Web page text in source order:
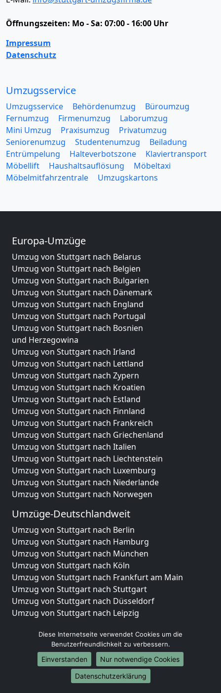
Öffnungszeiten: Mo - Sa: 07:00 - 16:00 Uhr
Impressum
Datenschutz
Umzugsservice
Umzugsservice Behördenumzug
Büroumzug
Fernumzug
Firmenumzug
Laborumzug
Mini Umzug
Praxisumzug
Privatumzug
Seniorenumzug
Studentenumzug
Beiladung
Entrümpelung
Halteverbotszone
Klaviertransport
Möbellift
Haushaltsauflösung
Möbeltaxi
Möbelmitfahrzentrale
Umzugskartons
Europa-Umzüge
Umzug von Stuttgart nach Belarus
Umzug von Stuttgart nach Belgien
Umzug von Stuttgart nach Bulgarien
Umzug von Stuttgart nach Dänemark
Umzug von Stuttgart nach England
Umzug von Stuttgart nach Portugal
Umzug von Stuttgart nach Bosnien
und Herzegowina
Umzug von Stuttgart nach Irland
Umzug von Stuttgart nach Lettland
Umzug von Stuttgart nach Zypern
Umzug von Stuttgart nach Kroatien
Umzug von Stuttgart nach Estland
Umzug von Stuttgart nach Finnland
Umzug von Stuttgart nach Frankreich
Umzug von Stuttgart nach Griechenland
Umzug von Stuttgart nach Italien
Umzug von Stuttgart nach Liechtenstein
Umzug von Stuttgart nach Luxemburg
Umzug von Stuttgart nach Niederlande
Umzug von Stuttgart nach Norwegen
Umzüge-Deutschlandweit
Umzug von Stuttgart nach Berlin
Umzug von Stuttgart nach Hamburg
Umzug von Stuttgart nach München
Umzug von Stuttgart nach Köln
Umzug von Stuttgart nach Frankfurt am Main
Umzug von Stuttgart nach Stuttgart
Umzug von Stuttgart nach Düsseldorf
Umzug von Stuttgart nach Leipzig
Umzug von Stuttgart nach Essen
Umzug von Stuttgart nach Bremen
Umzug von Stuttgart nach Dresden
Umzug von Stuttgart nach Hannover
Umzug von Stuttgart nach Nürnberg
Diese Internetseite verwendet Cookies um die
Benutzerfreundlichkeit zu verbessern.
Einverstanden
Nur notwendige Cookies
Datenschutzerklärung